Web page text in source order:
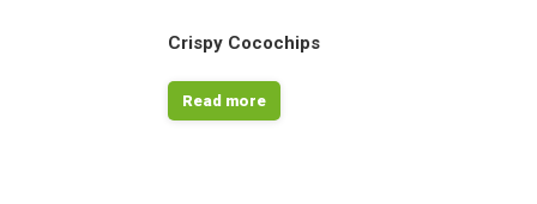
Crispy Cocochips
Read more